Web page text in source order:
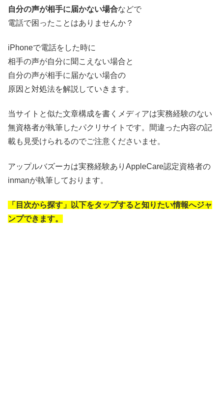
自分の声が相手に届かない場合などで
電話で困ったことはありませんか？
iPhoneで電話をした時に
相手の声が自分に聞こえない場合と
自分の声が相手に届かない場合の
原因と対処法を解説していきます。
当サイトと似た文章構成を書くメディアは実務経験のない
無資格者が執筆したパクリサイトです。間違った内容の記
載も見受けられるのでご注意くださいませ。
アップルバズーカは実務経験ありAppleCare認定資格者の
inmanが執筆しております。
「目次から探す」以下をタップすると知りたい情報へジャ
ンプできます。